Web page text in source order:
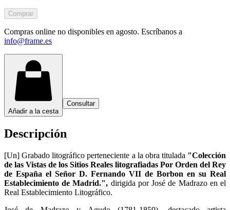
Comprar
Compras online no disponibles en agosto. Escríbanos a
info@frame.es
Añadir a la cesta
Consultar
Descripción
[Un] Grabado litográfico perteneciente a la obra titulada "Colección
de las Vistas de los Sitios Reales litografiadas Por Orden del Rey
de España el Señor D. Fernando VII de Borbon en su Real
Establecimiento de Madrid.", dirigida por José de Madrazo en el
Real Establecimiento Litográfico.